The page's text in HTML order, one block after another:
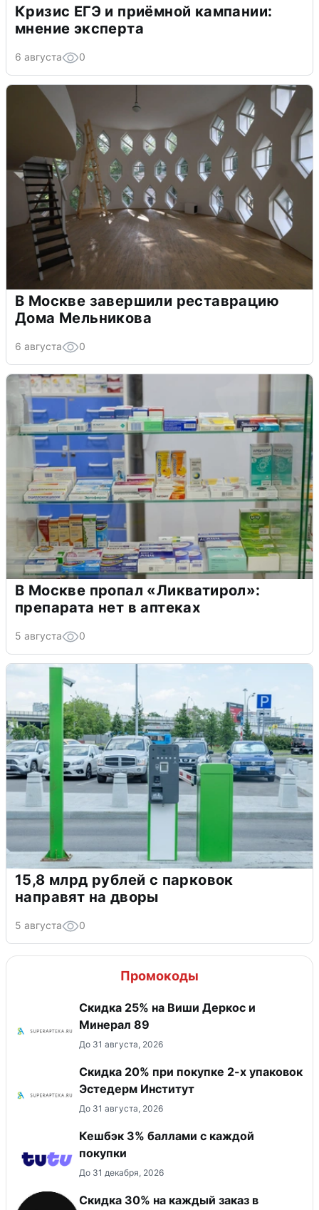
Кризис ЕГЭ и приёмной кампании:
мнение эксперта
6 августа 0
В Москве завершили реставрацию
Дома Мельникова
6 августа 0
В Москве пропал «Ликватирол»:
препарата нет в аптеках
5 августа 0
15,8 млрд рублей с парковок
направят на дворы
5 августа 0
Промокоды
Скидка 25% на Виши Деркос и
Минерал 89
До 31 августа, 2026
Скидка 20% при покупке 2-х упаковок
Эстедерм Институт
До 31 августа, 2026
Кешбэк 3% баллами с каждой
покупки
До 31 декабря, 2026
Скидка 30% на каждый заказ в